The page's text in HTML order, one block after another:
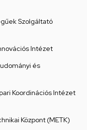
Szolgáltató
Intézet
és
Koordinációs Intézet
Központ (METK)